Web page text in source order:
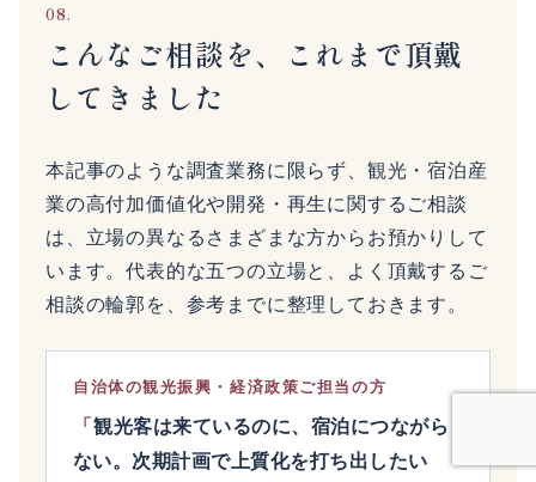
08.
こんなご相談を、これまで頂戴
してきました
本記事のような調査業務に限らず、観光・宿泊産
業の高付加価値化や開発・再生に関するご相談
は、立場の異なるさまざまな方からお預かりして
います。代表的な五つの立場と、よく頂戴するご
相談の輪郭を、参考までに整理しておきます。
自治体の観光振興・経済政策ご担当の方
観光客は来ているのに、宿泊につながら
ない。次期計画で上質化を打ち出したい